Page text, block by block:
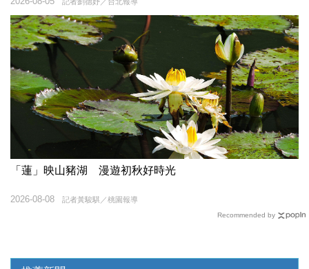
「蓮」映山豬湖 漫遊初秋好時光
記者黃駿騏／桃園報導
2026-08-08
Recommended by